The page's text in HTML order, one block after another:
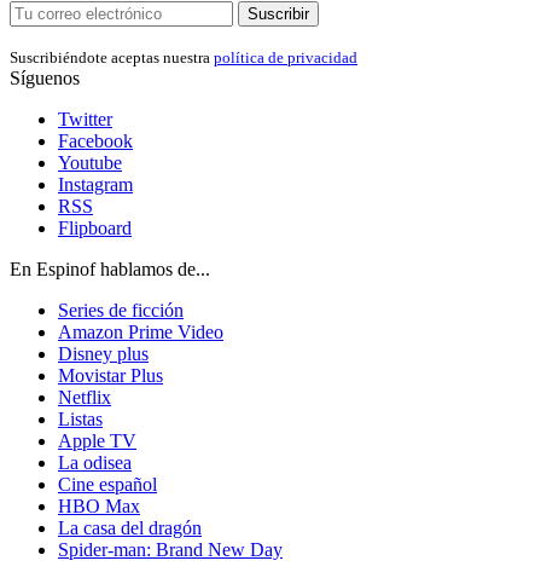
Suscribir
Suscribiéndote aceptas nuestra política de privacidad
Síguenos
Twitter
Facebook
Youtube
Instagram
RSS
Flipboard
En Espinof hablamos de...
Series de ficción
Amazon Prime Video
Disney plus
Movistar Plus
Netflix
Listas
Apple TV
La odisea
Cine español
HBO Max
La casa del dragón
Spider-man: Brand New Day